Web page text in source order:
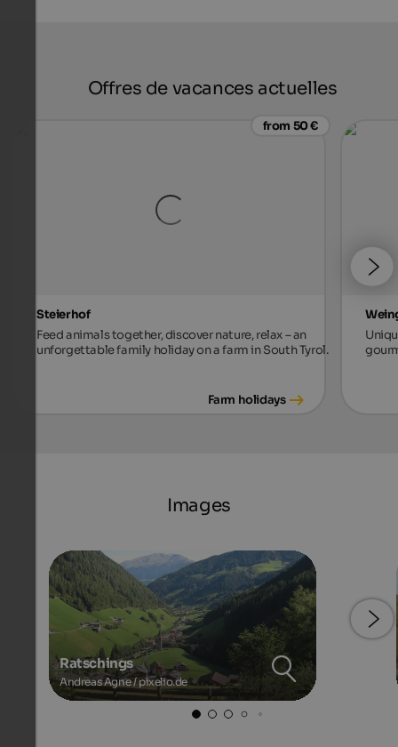
Offres de vacances actuelles
from 50 €
Steierhof
Feed animals together, discover nature, relax – an
unforgettable family holiday on a farm in South Tyrol.
Farm holidays
Images
Ratschings
Andreas Agne / pixelio.de